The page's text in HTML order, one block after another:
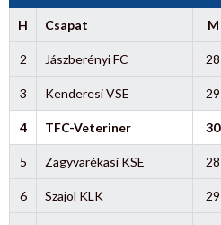
H Csapat M
2 Jászberényi FC 28
3 Kenderesi VSE 29
4 TFC-Veteriner 30
5 Zagyvarékasi KSE 28
6 Szajol KLK 29